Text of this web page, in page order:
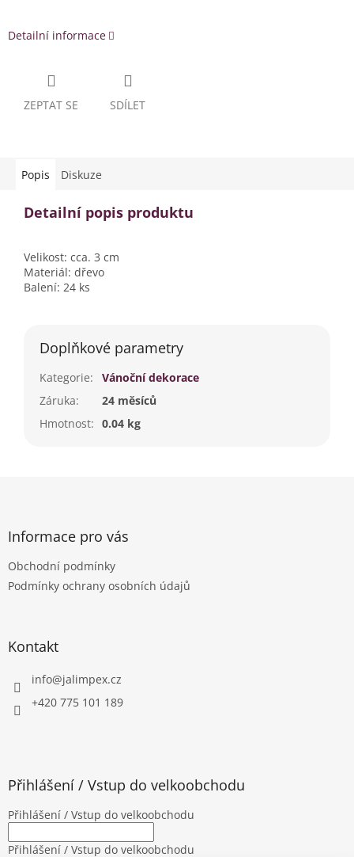
Detailní informace
ZEPTAT SE SDÍLET
Popis Diskuze
Detailní popis produktu
Velikost: cca. 3 cm
Materiál: dřevo
Balení: 24 ks
Doplňkové parametry
Kategorie:
Vánoční dekorace
Záruka:
24 měsíců
Hmotnost: 0.04 kg
Informace pro vás
Obchodní podmínky
Podmínky ochrany osobních údajů
Kontakt
info@jalimpex.cz
+420 775 101 189
Přihlášení / Vstup do velkoobchodu
Přihlášení / Vstup do velkoobchodu
Přihlášení / Vstup do velkoobchodu